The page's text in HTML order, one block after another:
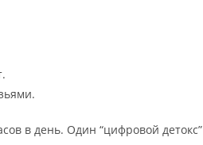
в день. Один “цифровой детокс”